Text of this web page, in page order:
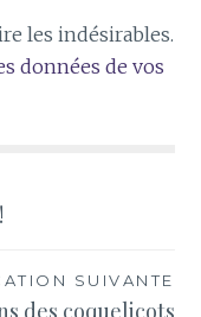
les indésirables.
données de vos
SUIVANTE